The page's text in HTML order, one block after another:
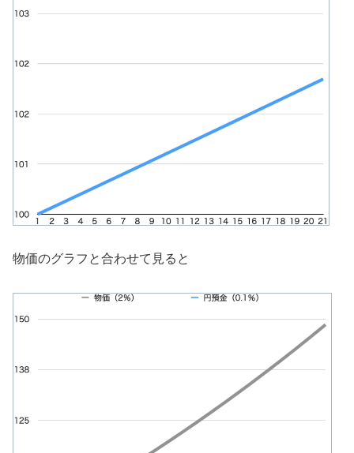
物価のグラフと合わせて見ると